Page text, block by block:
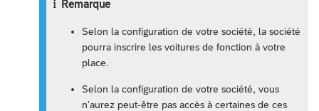
Remarque
Selon la configuration de votre société, la société
pourra inscrire les voitures de fonction à votre
place.
Selon la configuration de votre société, vous
n'aurez peut-être pas accès à certaines de ces